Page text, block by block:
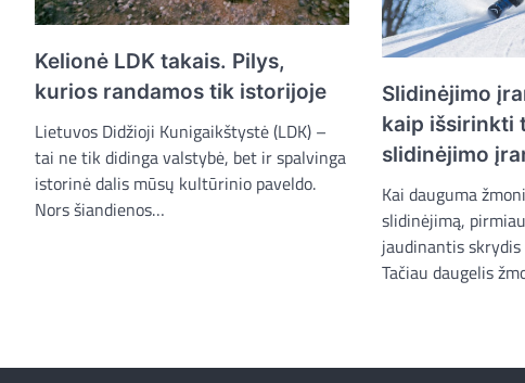
Kelionė LDK takais. Pilys,
kurios randamos tik istorijoje
Lietuvos Didžioji Kunigaikštystė (LDK) –
tai ne tik didinga valstybė, bet ir spalvinga
istorinė dalis mūsų kultūrinio paveldo.
Nors šiandienos…
Slidinėjimo
kaip išsirinkti
slidinėjimo
Kai dauguma
slidinėjimą,
jaudinantis
Tačiau daugelis